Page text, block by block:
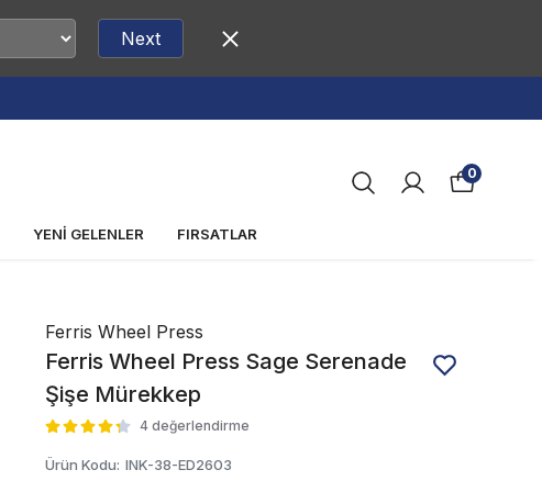
Next
YENİ GELENLER FIRSATLAR
0
Ferris Wheel Press
Ferris Wheel Press Sage Serenade
Şişe Mürekkep
4 değerlendirme
Ürün Kodu: INK-38-ED2603